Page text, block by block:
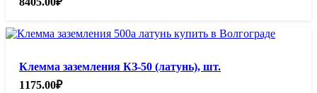
Клемма заземления КЗ-50 (латунь), шт.
1175.00₽